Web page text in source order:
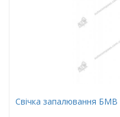
Свічка запалювання БМВ